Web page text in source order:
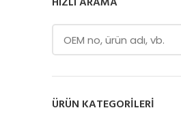
ÜRÜN KATEGORILERI